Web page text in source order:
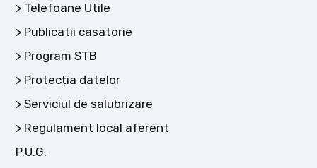
Telefoane Utile
Publicatii casatorie
Program STB
Protecția datelor
Serviciul de salubrizare
Regulament local aferent
P.U.G.